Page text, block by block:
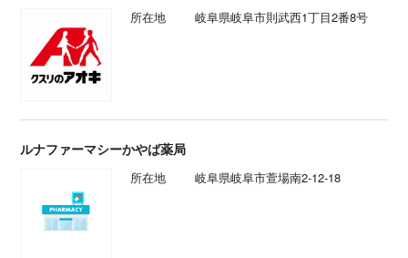
所在地 岐阜県岐阜市則武西1丁目2番8号
ルナファーマシーかやば薬局
所在地 岐阜県岐阜市萱場南2-12-18